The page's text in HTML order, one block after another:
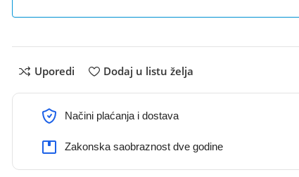
Uporedi Dodaj u listu želja
Načini plaćanja i dostava
Zakonska saobraznost dve godine